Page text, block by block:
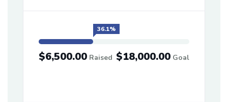
36.1%
$18,000.00 Goal
$6,500.00 Raised